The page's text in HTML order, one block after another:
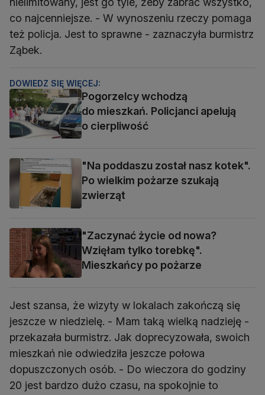
co najcenniejsze. - W wynoszeniu rzeczy pomaga
też policja. Jest to sprawne - zaznaczyła burmistrz
Ząbek.
DOWIEDZ SIĘ WIĘCEJ:
Pogorzelcy wchodzą
do mieszkań. Policjanci apelują
o cierpliwość
"Na poddaszu został nasz kotek".
Po wielkim pożarze szukają
zwierząt
"Zaczynać życie od nowa?
Wzięłam tylko torebkę".
Mieszkańcy po pożarze
Jest szansa, że wizyty w lokalach zakończą się
jeszcze w niedzielę. - Mam taką wielką nadzieję -
przekazała burmistrz. Jak doprecyzowała, swoich
mieszkań nie odwiedziła jeszcze połowa
dopuszczonych osób. - Do wieczora do godziny
20 jest bardzo dużo czasu, na spokojnie to